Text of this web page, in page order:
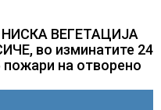
ВЕГЕТАЦИЈА
во изминатите 24
пожари на отворено